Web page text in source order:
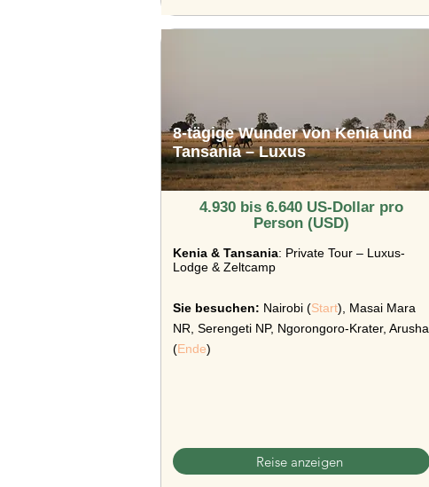
8-tägige Wunder von Kenia und
Tansania – Luxus
4.930 bis 6.640 US-Dollar pro
Person (USD)
Kenia & Tansania: Private Tour – Luxus-
Lodge & Zeltcamp
Sie besuchen: Nairobi (Start), Masai Mara
NR, Serengeti NP, Ngorongoro-Krater, Arusha
(Ende)
Reise anzeigen